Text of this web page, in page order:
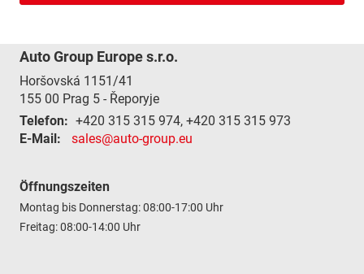
Auto Group Europe s.r.o.
Horšovská 1151/41
155 00 Prag 5 - Řeporyje
Telefon: +420 315 315 974, +420 315 315 973
E-Mail:
sales@auto-group.eu
Öffnungszeiten
Montag bis Donnerstag: 08:00-17:00 Uhr
Freitag: 08:00-14:00 Uhr